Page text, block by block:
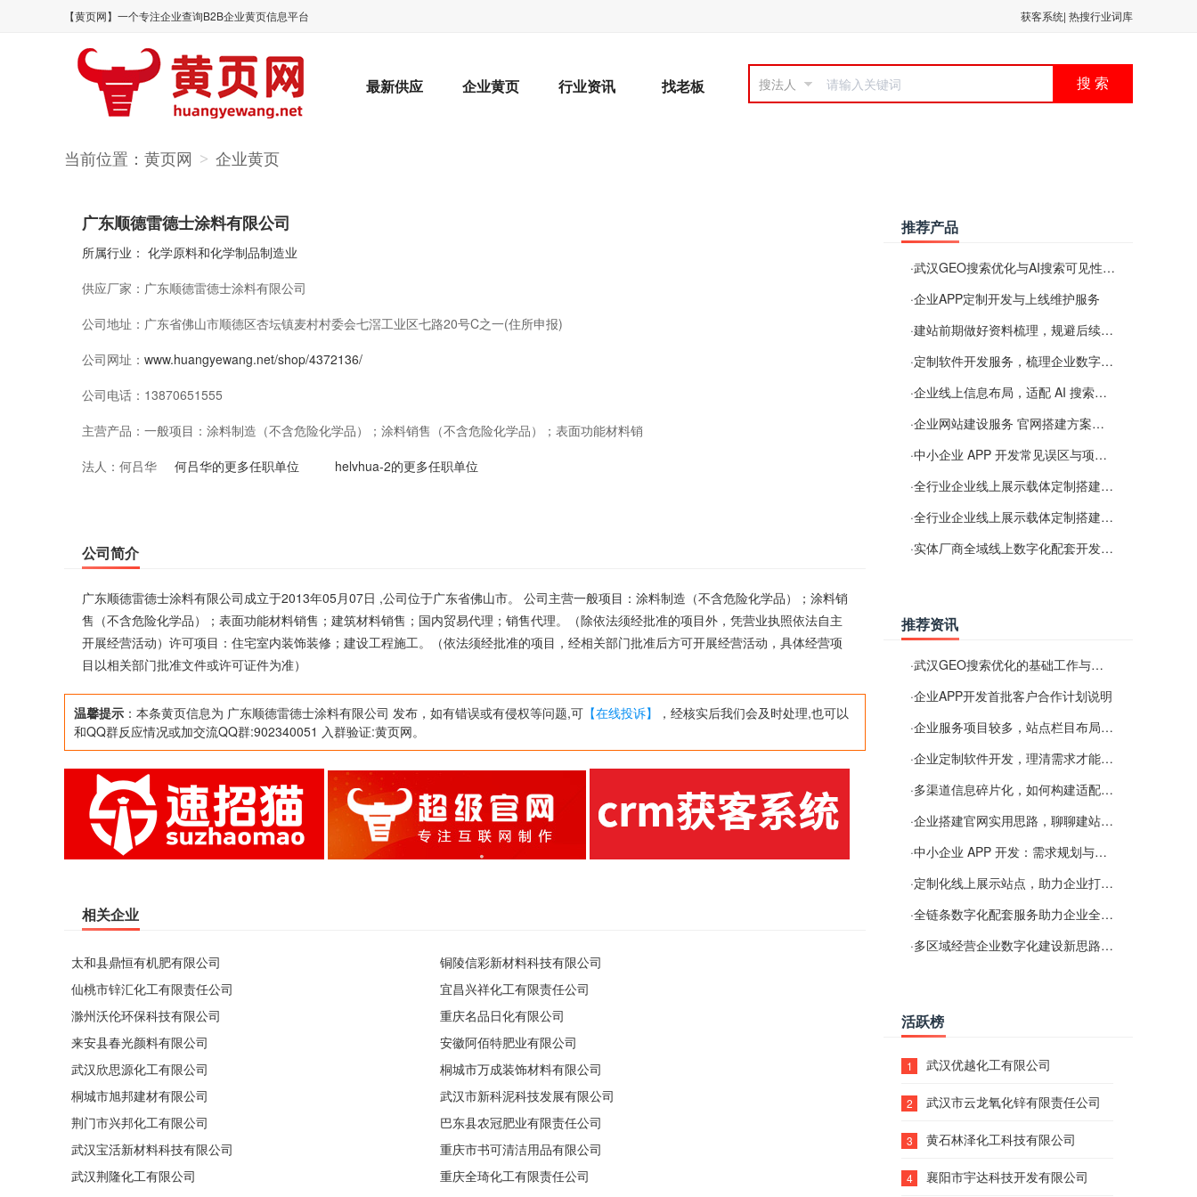
【黄页网】一个专注企业查询B2B企业黄页信息平台 获客系统| 热搜行业词库
最新供应 企业黄页 行业资讯 找老板 搜法人 搜 索
当前位置： 黄页网 > 企业黄页
广东顺德雷德士涂料有限公司
所属行业： 化学原料和化学制品制造业
供应厂家： 广东顺德雷德士涂料有限公司
公司地址： 广东省佛山市顺德区杏坛镇麦村村委会七滘工业区七路20号C之一(住所申报)
公司网址： www.huangyewang.net/shop/4372136/
公司电话： 13870651555
主营产品： 一般项目：涂料制造（不含危险化学品）；涂料销售（不含危险化学品）；表面功能材料销
售；建筑材料销售；国内贸易代理；销售代理。（除依法须经批准的项目外，凭营业执照依法
法人： 何吕华 何吕华的更多任职单位 helvhua-2的更多任职单位
公司简介
广东顺德雷德士涂料有限公司成立于2013年05月07日 ,公司位于广东省佛山市。 公司主营一般项目：涂料制造（不含危险化学品）；涂料销
售（不含危险化学品）；表面功能材料销售；建筑材料销售；国内贸易代理；销售代理。（除依法须经批准的项目外，凭营业执照依法自主
开展经营活动）许可项目：住宅室内装饰装修；建设工程施工。（依法须经批准的项目，经相关部门批准后方可开展经营活动，具体经营项
目以相关部门批准文件或许可证件为准）
温馨提示 ：本条黄页信息为 广东顺德雷德士涂料有限公司 发布，如有错误或有侵权等问题,可 【在线投诉】
，经核实后我们会及时处理,也可以
和QQ群反应情况或加交流QQ群:902340051 入群验证:黄页网。
相关企业
太和县鼎恒有机肥有限公司
仙桃市锌汇化工有限责任公司
滁州沃伦环保科技有限公司
来安县春光颜料有限公司
武汉欣思源化工有限公司
桐城市旭邦建材有限公司
荆门市兴邦化工有限公司
武汉宝活新材料科技有限公司
武汉荆隆化工有限公司
铜陵信彩新材料科技有限公司
宜昌兴祥化工有限责任公司
重庆名品日化有限公司
安徽阿佰特肥业有限公司
桐城市万成装饰材料有限公司
武汉市新科泥科技发展有限公司
巴东县农冠肥业有限责任公司
重庆市书可清洁用品有限公司
重庆全琦化工有限责任公司
推荐产品
·武汉GEO搜索优化与AI搜索可见性服务
·企业APP定制开发与上线维护服务
·建站前期做好资料梳理，规避后续各类使用难题
·定制软件开发服务，梳理企业数字化落地常见难点
·企业线上信息布局，适配 AI 搜索需要留意这些要点
·企业网站建设服务 官网搭建方案经验分享
·中小企业 APP 开发常见误区与项目规划实用经验
·全行业企业线上展示载体定制搭建服务
·全行业企业线上展示载体定制搭建服务
·实体厂商全域线上数字化配套开发与地域检索优化服务
推荐资讯
·武汉GEO搜索优化的基础工作与实施思路
·企业APP开发首批客户合作计划说明
·企业服务项目较多，站点栏目布局规划参考思路
·企业定制软件开发，理清需求才能提升数字化落地效率
·多渠道信息碎片化，如何构建适配 AI 检索的品牌信息源
·企业搭建官网实用思路，聊聊建站容易忽视的问题
·中小企业 APP 开发：需求规划与项目落地避坑经验分享
·定制化线上展示站点，助力企业打通线上经营渠道
·全链条数字化配套服务助力企业全域线上经营
·多区域经营企业数字化建设新思路：多端载体与地域检索一体化落地思路分享
活跃榜
1 武汉优越化工有限公司
2 武汉市云龙氧化锌有限责任公司
3 黄石林泽化工科技有限公司
4 襄阳市宇达科技开发有限公司